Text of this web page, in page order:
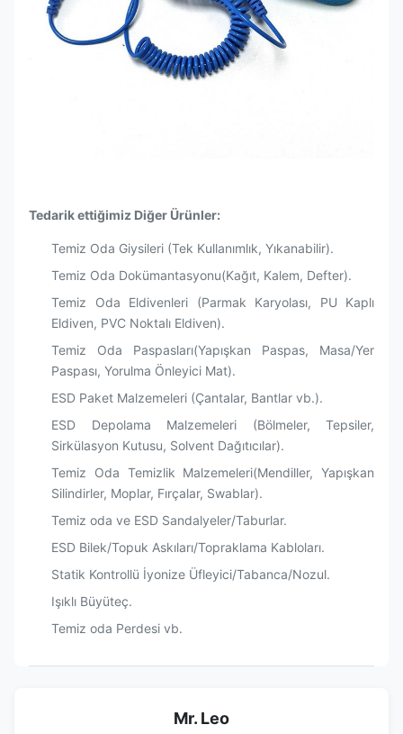
Tedarik ettiğimiz Diğer Ürünler:
Temiz Oda Giysileri (Tek Kullanımlık, Yıkanabilir).
Temiz Oda Dokümantasyonu(Kağıt, Kalem, Defter).
Temiz Oda Eldivenleri (Parmak Karyolası, PU Kaplı
Eldiven, PVC Noktalı Eldiven).
Temiz Oda Paspasları(Yapışkan Paspas, Masa/Yer
Paspası, Yorulma Önleyici Mat).
ESD Paket Malzemeleri (Çantalar, Bantlar vb.).
ESD Depolama Malzemeleri (Bölmeler, Tepsiler,
Sirkülasyon Kutusu, Solvent Dağıtıcılar).
Temiz Oda Temizlik Malzemeleri(Mendiller, Yapışkan
Silindirler, Moplar, Fırçalar, Swablar).
Temiz oda ve ESD Sandalyeler/Taburlar.
ESD Bilek/Topuk Askıları/Topraklama Kabloları.
Statik Kontrollü İyonize Üfleyici/Tabanca/Nozul.
Işıklı Büyüteç.
Temiz oda Perdesi vb.
Mr. Leo